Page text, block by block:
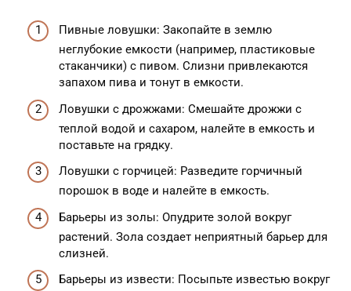
Пивные ловушки: Закопайте в землю
неглубокие емкости (например, пластиковые
стаканчики) с пивом. Слизни привлекаются
запахом пива и тонут в емкости.
Ловушки с дрожжами: Смешайте дрожжи с
теплой водой и сахаром, налейте в емкость и
поставьте на грядку.
Ловушки с горчицей: Разведите горчичный
порошок в воде и налейте в емкость.
Барьеры из золы: Опудрите золой вокруг
растений. Зола создает неприятный барьер для
слизней.
Барьеры из извести: Посыпьте известью вокруг